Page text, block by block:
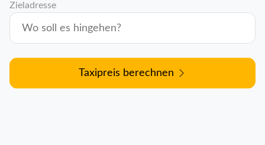
Zieladresse
Taxipreis berechnen